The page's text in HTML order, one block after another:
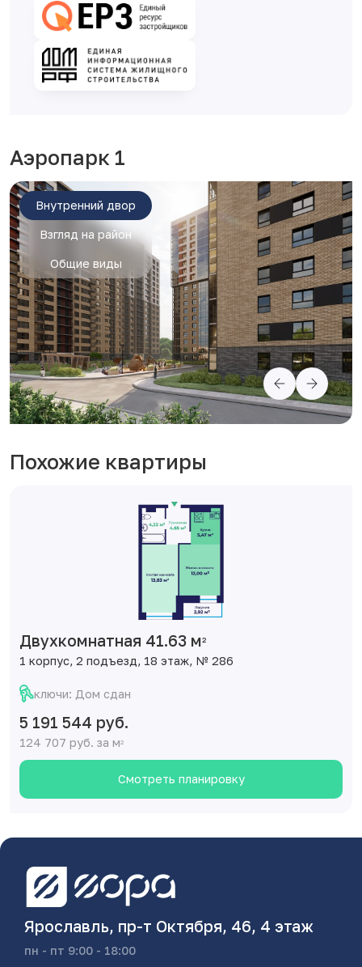
Аэропарк 1
Внутренний двор
Взгляд на район
Общие виды
Похожие квартиры
Двухкомнатная 41.63 м2
1 корпус, 2 подъезд, 18 этаж, № 286
ключи: Дом сдан
5 191 544 руб.
124 707 руб. за м2
Смотреть планировку
Ярославль, пр-т Октября, 46, 4 этаж
пн - пт 9:00 - 18:00